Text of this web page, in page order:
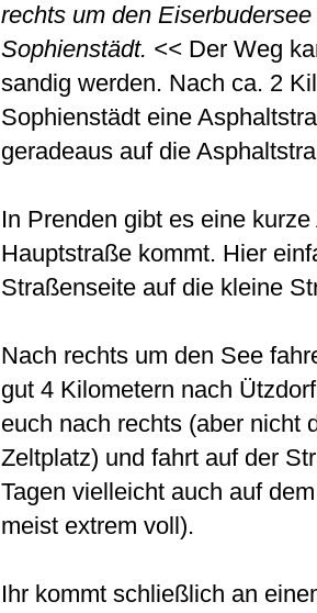
rechts um den
Sophienstädt. << Der Weg
sandig werden. Nach ca. 2
Sophienstädt eine
geradeaus auf die
In Prenden gibt es eine
Hauptstraße kommt. Hier
Straßenseite auf die kleine
Nach rechts um den See
gut 4 Kilometern nach
euch nach rechts (aber nicht
Zeltplatz) und fahrt auf der
Tagen vielleicht auch auf
meist extrem voll).
Ihr kommt schließlich an